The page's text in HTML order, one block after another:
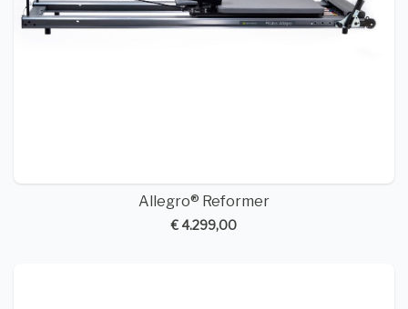
Allegro® Reformer
€ 4.299,00